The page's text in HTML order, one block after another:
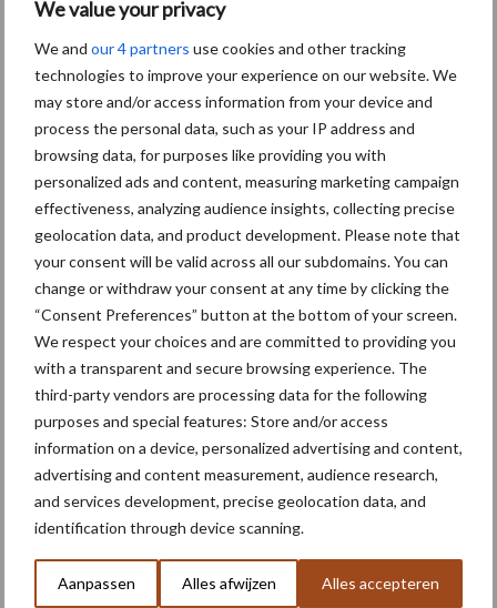
We value your privacy
We and our 4 partners use cookies and other tracking
technologies to improve your experience on our website. We
may store and/or access information from your device and
process the personal data, such as your IP address and
browsing data, for purposes like providing you with
personalized ads and content, measuring marketing campaign
effectiveness, analyzing audience insights, collecting precise
geolocation data, and product development. Please note that
your consent will be valid across all our subdomains. You can
change or withdraw your consent at any time by clicking the
“Consent Preferences” button at the bottom of your screen.
We respect your choices and are committed to providing you
with a transparent and secure browsing experience. The
third-party vendors are processing data for the following
purposes and special features: Store and/or access
information on a device, personalized advertising and content,
advertising and content measurement, audience research,
and services development, precise geolocation data, and
identification through device scanning.
Aanpassen Alles afwijzen Alles accepteren
geeft raad
Valse meeldauw in uien:
jaarrond aanwezig en reden
tot zorg
Hoe beheersen we valse
meeldauw succesvol én
FRAC-proof?
Themapagina's
Machines Duurzaamheid